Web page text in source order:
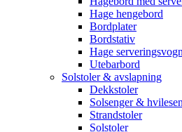
Hage hengebord
Bordplater
Bordstativ
Hage
Utebarbord
Solstoler & avslapning
Dekkstoler
Solsenger &
Strandstoler
Solstoler